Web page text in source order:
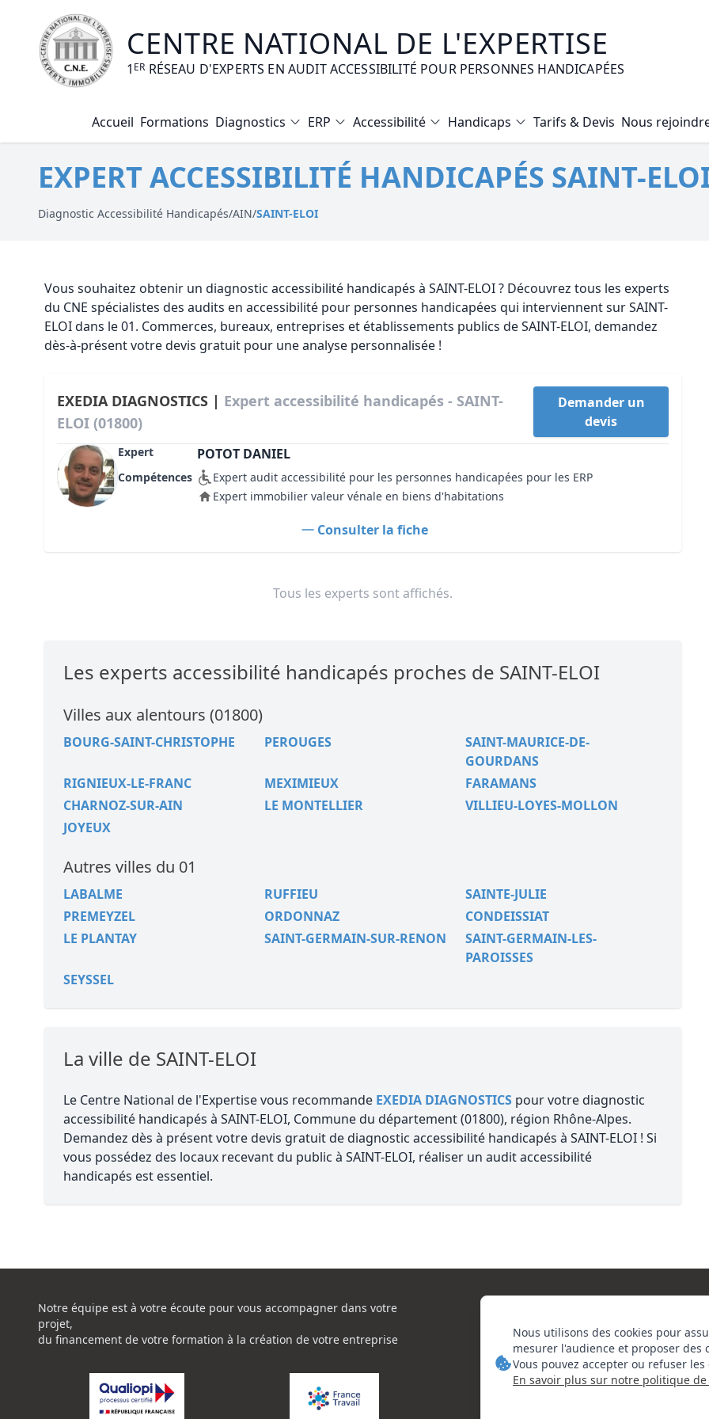
CENTRE NATIONAL DE L'EXPERTISE
1 ER RÉSEAU D'EXPERTS EN AUDIT ACCESSIBILITÉ POUR PERSONNES HANDICAPÉES
Accueil Formations Diagnostics
Diagnostic Electrique
Diagnostic Gaz
Diagnostic Plomb
Certificat d’Habitabilité
ERP Accessibilité Handicaps Tarifs & Devis Nous
EXPERT ACCESSIBILITÉ HANDICAPÉS SAINT-
Diagnostic Accessibilité Handicapés/AIN/SAINT-ELOI
Vous souhaitez obtenir un diagnostic accessibilité handicapés à SAINT-ELOI ? Découvrez tous les experts
du CNE spécialistes des audits en accessibilité pour personnes handicapées qui interviennent sur SAINT-
ELOI dans le 01. Commerces, bureaux, entreprises et établissements publics de SAINT-ELOI, demandez
dès-à-présent votre devis gratuit pour une analyse personnalisée !
EXEDIA DIAGNOSTICS | Expert accessibilité handicapés - SAINT-
ELOI (01800)
Demander un
devis
Expert POTOT DANIEL
Compétences
Expert audit accessibilité pour les personnes handicapées pour les ERP
Expert immobilier valeur vénale en biens d'habitations
Consulter la fiche
Tous les experts sont affichés.
Les experts accessibilité handicapés proches de SAINT-ELOI
Villes aux alentours (01800)
BOURG-SAINT-CHRISTOPHE PEROUGES
SAINT-MAURICE-DE-
GOURDANS
RIGNIEUX-LE-FRANC
MEXIMIEUX
FARAMANS
CHARNOZ-SUR-AIN
LE MONTELLIER
VILLIEU-LOYES-MOLLON
JOYEUX
Autres villes du 01
LABALME RUFFIEU
SAINTE-JULIE
PREMEYZEL
ORDONNAZ
CONDEISSIAT
LE PLANTAY
SAINT-GERMAIN-SUR-RENON
SAINT-GERMAIN-LES-
PAROISSES
SEYSSEL
La ville de SAINT-ELOI
Le Centre National de l'Expertise vous recommande EXEDIA DIAGNOSTICS pour votre diagnostic
accessibilité handicapés à SAINT-ELOI, Commune du département (01800), région Rhône-Alpes.
Demandez dès à présent votre devis gratuit de diagnostic accessibilité handicapés à SAINT-ELOI ! Si
vous possédez des locaux recevant du public à SAINT-ELOI, réaliser un audit accessibilité
handicapés est essentiel.
Nous utilisons des cookies pour
mesurer l'audience et proposer des
Vous pouvez accepter ou refuser
En savoir plus sur notre politique
Notre équipe est à votre écoute pour vous accompagner dans votre
projet,
du financement de votre formation à la création de votre entreprise